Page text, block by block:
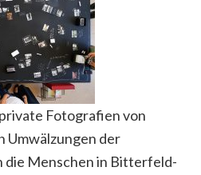
Fotografien von
Umwälzungen der
die Menschen in Bitterfeld-